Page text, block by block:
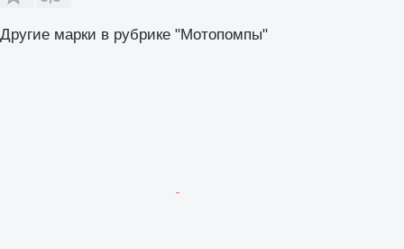
Другие марки в рубрике "Мотопомпы"